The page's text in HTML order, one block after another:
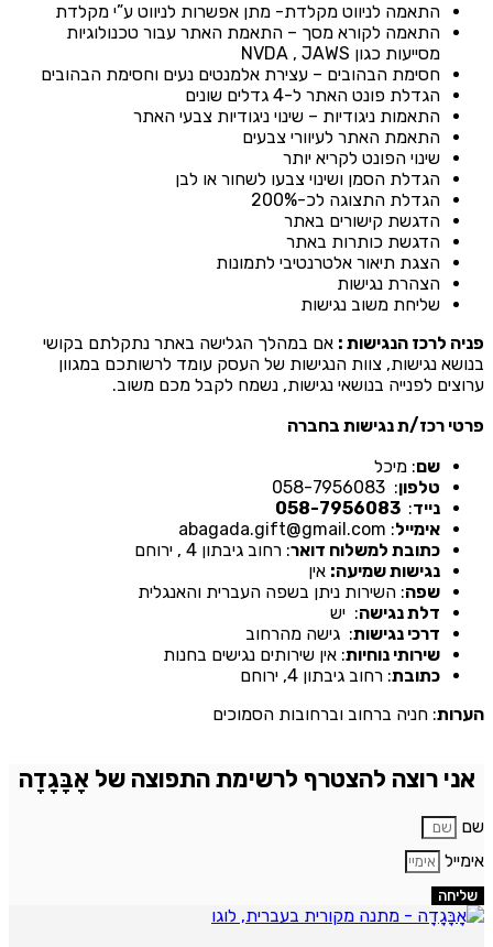
התאמה לניווט מקלדת- מתן אפשרות לניווט ע”י מקלדת
התאמה לקורא מסך – התאמת האתר עבור טכנולוגיות
מסייעות כגון NVDA , JAWS
חסימת הבהובים – עצירת אלמנטים נעים וחסימת הבהובים
הגדלת פונט האתר ל-4 גדלים שונים
התאמות ניגודיות – שינוי ניגודיות צבעי האתר
התאמת האתר לעיוורי צבעים
שינוי הפונט לקריא יותר
הגדלת הסמן ושינוי צבעו לשחור או לבן
הגדלת התצוגה לכ-200%
הדגשת קישורים באתר
הדגשת כותרות באתר
הצגת תיאור אלטרנטיבי לתמונות
הצהרת נגישות
שליחת משוב נגישות
לרכז הנגישות :אם במהלך הגלישה באתר נתקלתם בקושי
נגישות, צוות הנגישות של העסק עומד לרשותכם במגוון
לפנייה בנושאי נגישות, נשמח לקבל מכם משוב.
רכז/ת נגישות בחברה
שם: מיכל
טלפון: 058-7956083
נייד:
058-7956083
אימייל: abagada.gift@gmail.com
כתובת למשלוח דואר: רחוב גיבתון 4 , ירוחם
נגישות שמיעה:אין
שפה: השירות ניתן בשפה העברית והאנגלית
דלת נגישה: יש
דרכי נגישות: גישה מהרחוב
שירותי נוחיות: אין שירותים נגישים בחנות
כתובת: רחוב גיבתון 4, ירוחם
: חניה ברחוב וברחובות הסמוכים
אני רוצה להצטרף לרשימת התפוצה של אָבָּגָדָה
שליחה